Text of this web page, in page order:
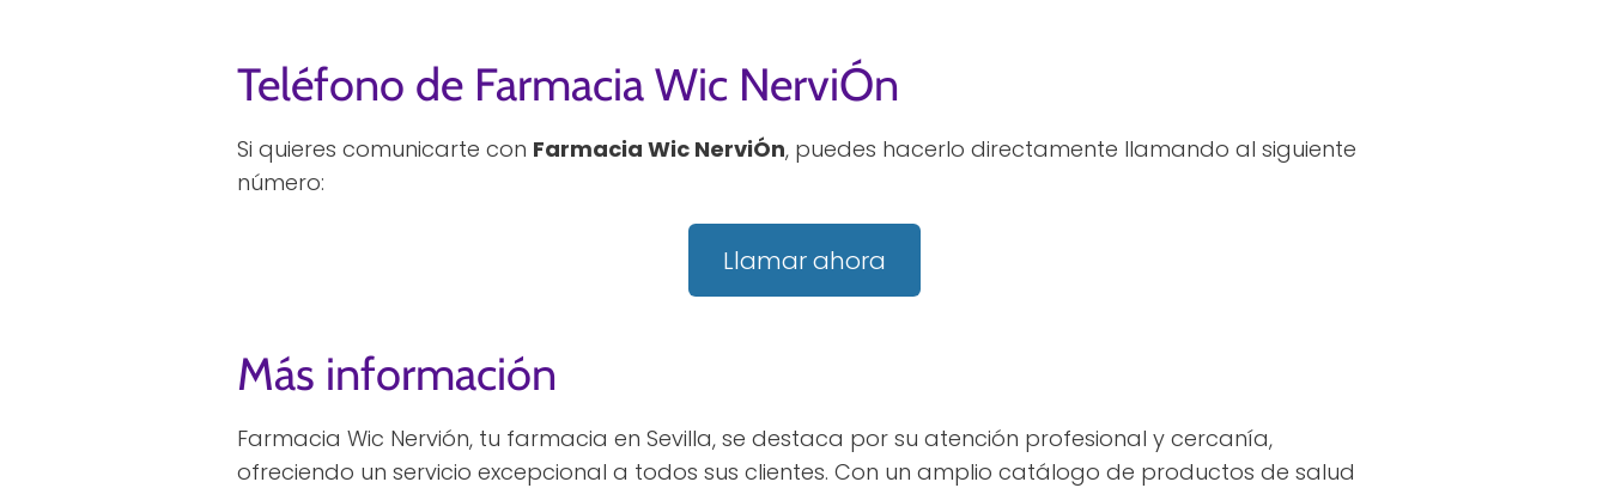
Teléfono de Farmacia Wic NerviÓn
Si quieres comunicarte con Farmacia Wic NerviÓn, puedes hacerlo directamente llamando al siguiente
número:
Llamar ahora
Más información
Farmacia Wic Nervión, tu farmacia en Sevilla, se destaca por su atención profesional y cercanía,
ofreciendo un servicio excepcional a todos sus clientes. Con un amplio catálogo de productos de salud